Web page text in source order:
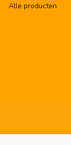
Alle producten